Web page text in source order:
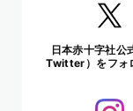
日本赤十字社公
Twitter）をフォ